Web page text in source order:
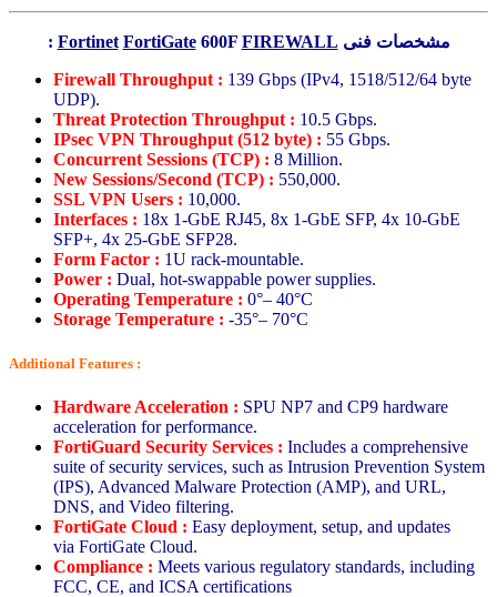
مشخصات فنی Fortinet FortiGate600F FIREWALL
:
Firewall Throughput : 139 Gbps (IPv4, 1518/512/64 byte
UDP).
Threat Protection Throughput : 10.5 Gbps.
IPsec VPN Throughput (512 byte) : 55 Gbps.
Concurrent Sessions (TCP) : 8 Million.
New Sessions/Second (TCP) : 550,000.
SSL VPN Users : 10,000.
Interfaces : 18x 1-GbE RJ45, 8x 1-GbE SFP, 4x 10-GbE
SFP+, 4x 25-GbE SFP28.
Form Factor : 1U rack-mountable.
Power : Dual, hot-swappable power supplies.
Operating Temperature : 0°– 40°C
Storage Temperature : -35°– 70°C
Additional Features :
Hardware Acceleration : SPU NP7 and CP9 hardware
acceleration for performance.
FortiGuard Security Services : Includes a comprehensive
suite of security services, such as Intrusion Prevention System
(IPS), Advanced Malware Protection (AMP), and URL,
DNS, and Video filtering.
FortiGate Cloud : Easy deployment, setup, and updates
via FortiGate Cloud.
Compliance : Meets various regulatory standards, including
FCC, CE, and ICSA certifications